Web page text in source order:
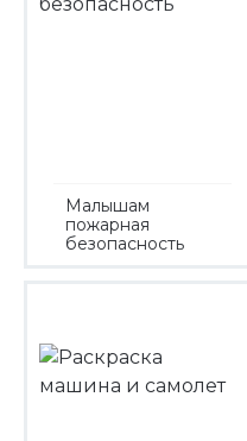
Малышам
пожарная
безопасность